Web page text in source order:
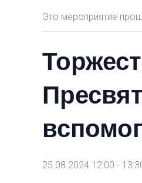
Это мероприятие
25.08.2024 12:00 -